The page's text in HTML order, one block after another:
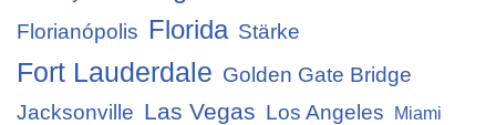
Florianópolis Florida Stärke
Fort Lauderdale Golden Gate Bridge
Jacksonville Las Vegas Los Angeles Miami